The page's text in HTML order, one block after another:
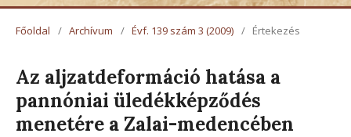
Főoldal / Archívum / Évf. 139 szám 3 (2009) / Értekezés
Az aljzatdeformáció hatása a
pannóniai üledékképződés
menetére a Zalai-medencében